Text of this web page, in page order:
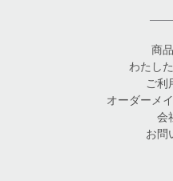
商
わたし
ご利
オーダーメ
会
お問